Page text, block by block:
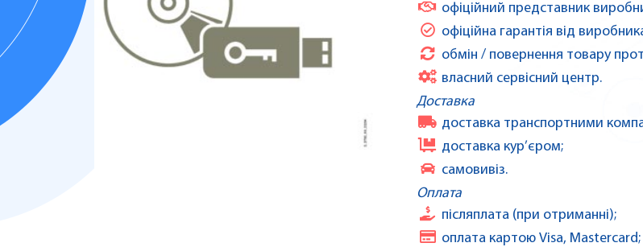
офіційний представник
офіційна гарантія від
обмін / повернення товару
власний сервісний центр.
Доставка
доставка транспортними
доставка кур’єром;
самовивіз.
Оплата
післяплата (при отриманні);
оплата картою Visa, Mastercard;